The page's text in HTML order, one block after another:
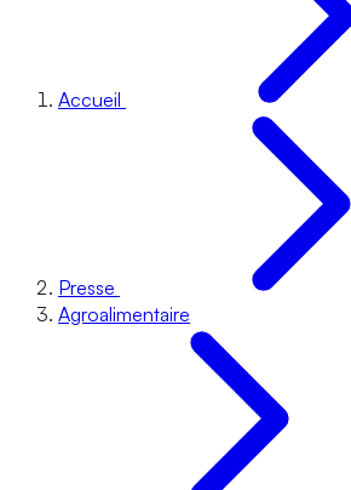
Accueil
Presse
Agroalimentaire